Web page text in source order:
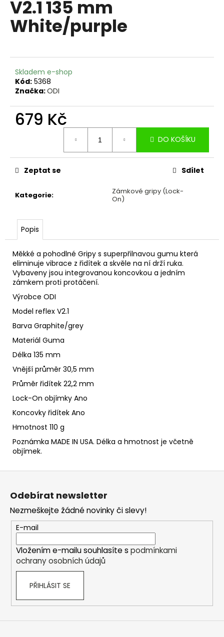
V2.1 135 mm
White/purple
Skladem e-shop
Kód: 5368
Značka:ODI
679 Kč
DO KOŠÍKU
Kategorie:
Zámkové gripy (Lock-
On)
Zeptat se Sdílet
Popis
Měkké a pohodlné Gripy s superpřilnavou gumu která
eliminuje vibrace z řidítek a skvěle na ní drží ruka.
Vybaveny jsou integrovanou koncovkou a jedním
zámkem proti protáčení.
Výrobce ODI
Model reflex V2.1
Barva Graphite/grey
Materiál Guma
Délka 135 mm
Vnější průměr 30,5 mm
Průměr řidítek 22,2 mm
Lock-On objímky Ano
Koncovky řidítek Ano
Hmotnost 110 g
Poznámka MADE IN USA. Délka a hmotnost je včetně
objímek.
a
j
D
o
o
u
e
m
e
PLÁŠŤ
NEWTON
MTR
ENDURO
27.5X2.6
TUBELESS
COMPLETE
868
Původně:
690
Kč
Z
Odebírat newsletter
Nezmeškejte žádné novinky či slevy!
E-mail
Vložením e-mailu souhlasíte s podmínkami
ochrany osobních údajů
PŘIHLÁSIT SE